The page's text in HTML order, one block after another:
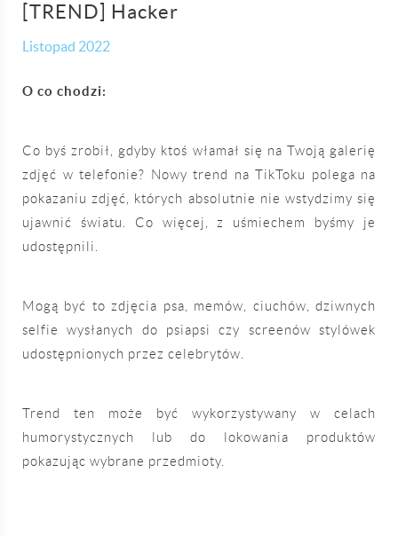
[TREND] Hacker
Listopad 2022
O co chodzi:
Co byś zrobił, gdyby ktoś włamał się na Twoją galerię
zdjęć w telefonie? Nowy trend na TikToku polega na
pokazaniu zdjęć, których absolutnie nie wstydzimy się
ujawnić światu. Co więcej, z uśmiechem byśmy je
udostępnili.
Mogą być to zdjęcia psa, memów, ciuchów, dziwnych
selfie wysłanych do psiapsi czy screenów stylówek
udostępnionych przez celebrytów.
Trend ten może być wykorzystywany w celach
humorystycznych lub do lokowania produktów
pokazując wybrane przedmioty.